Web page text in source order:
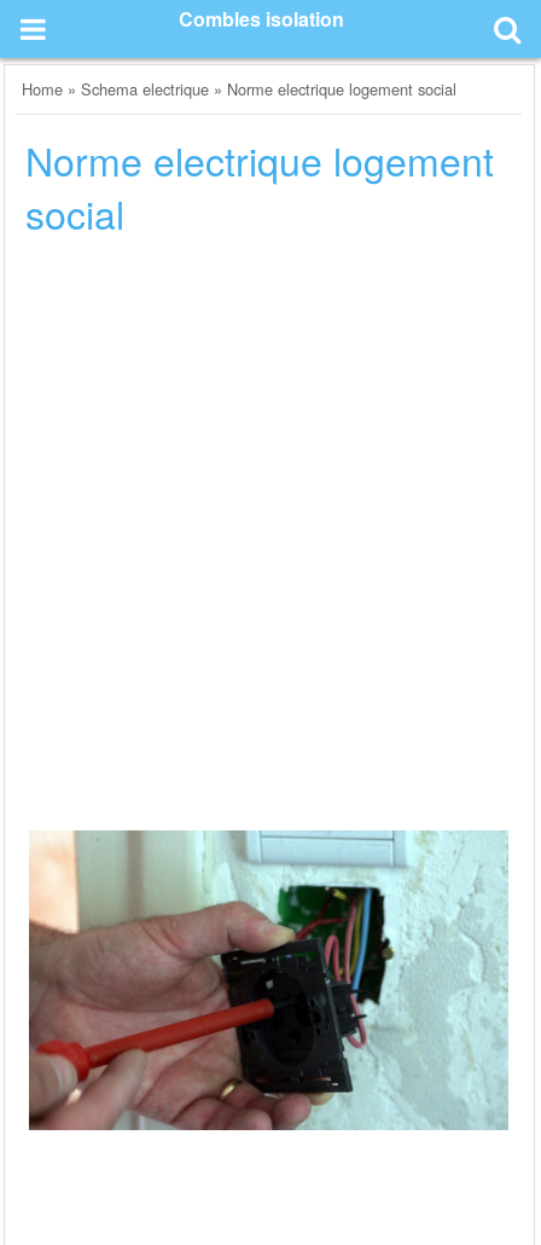
content
Combles isolation
Home »Schema electrique » Norme electrique logement social
Norme electrique logement
social